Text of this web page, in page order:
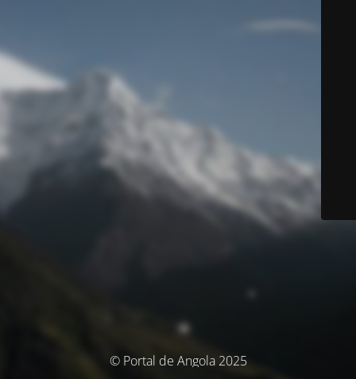
© Portal de Angola 2025